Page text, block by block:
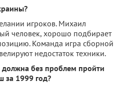
игроков. Михаил
человек, хорошо подбирает
Команда игра сборной
недостаток техники.
должна без проблем пройти
за 1999 год?